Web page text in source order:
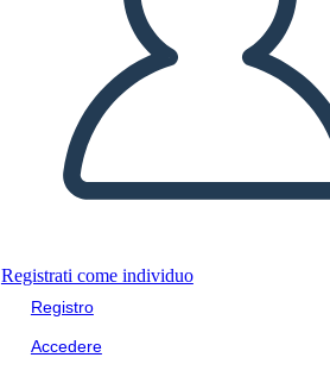
Registrati come individuo
Registro
Accedere